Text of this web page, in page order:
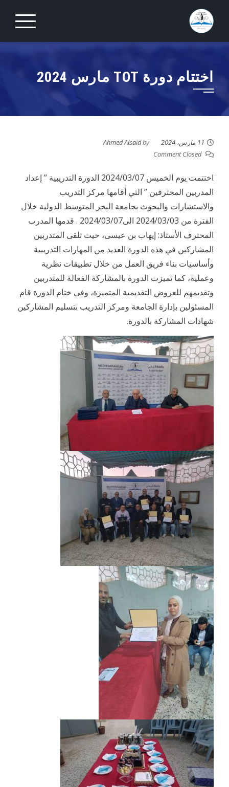
content
اختتام دورة TOT مارس 2024
11 مارس، 2024 by
Ahmed Alsaid
Comment Closed
اختتمت يوم الخميس 2024/03/07 الدورة التدريبية ” إعداد
المدربين المحترفين ” التي أقامها مركز التدريب
والاستشارات والبحوث بجامعة البحر المتوسط الدولية خلال
الفترة من 2024/03/03 الى2024/03/07 . قدمها المدرب
المحترف الأستاذ: إيهاب بن عيسى، حيث تلقى المتدربين
المشاركين في هذه الدورة العديد من المهارات التدريبية
وأساسيات بناء فريق العمل من خلال تطبيقات نظرية
وعملية، كما تميزت الدورة بالمشاركة الفعالة للمتدربين
وتقديمهم للعروض التقديمية المتميزة، وفي ختام الدورة قام
المسئولين بإدارة الجامعة ومركز التدريب بتسليم المشاركين
شهادات المشاركة بالدورة.